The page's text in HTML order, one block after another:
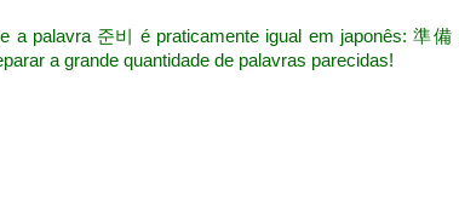
a palavra 준비 é praticamente igual em japonês: 準
a grande quantidade de palavras parecidas!